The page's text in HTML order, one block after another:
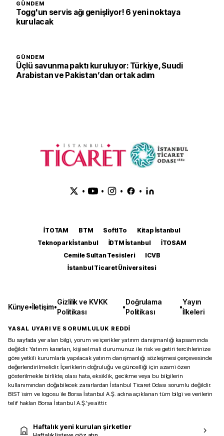
GÜNDEM
Togg'un servis ağı genişliyor! 6 yeni noktaya
kurulacak
GÜNDEM
Üçlü savunma paktı kuruluyor: Türkiye, Suudi
Arabistan ve Pakistan’dan ortak adım
• • • •
İTOTAM BTM SoftITo
Kitap İstanbul
Teknopark İstanbul
İDTM İstanbul
İTOSAM
Cemile Sultan Tesisleri
ICVB
İstanbul Ticaret Üniversitesi
Künye•İletişim•
Gizlilik ve KVKK
Politikası
•
Doğrulama
Politikası
•
Yayın
İlkeleri
YASAL UYARI VE SORUMLULUK REDDİ
Bu sayfada yer alan bilgi, yorum ve içerikler yatırım danışmanlığı kapsamında
değildir. Yatırım kararları, kişisel mali durumunuz ile risk ve getiri tercihlerinize
göre yetkili kurumlarla yapılacak yatırım danışmanlığı sözleşmesi çerçevesinde
değerlendirilmelidir. İçeriklerin doğruluğu ve güncelliği için azami özen
gösterilmekle birlikte, olası hata, eksiklik, gecikme veya bu bilgilerin
kullanımından doğabilecek zararlardan İstanbul Ticaret Odası sorumlu değildir.
BIST isim ve logosu ile Borsa İstanbul A.Ş. adına açıklanan tüm bilgi ve verilerin
telif hakları Borsa İstanbul A.Ş.’ye aittir.
Haftalık yeni kurulan şirketler